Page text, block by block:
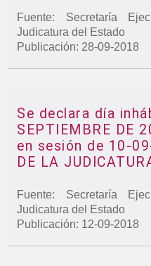
Fuente: Secretaría
Judicatura del Estado
Publicación: 28-09-2018
Se declara día
SEPTIEMBRE DE
en sesión de 10-
DE LA
Fuente: Secretaría
Judicatura del Estado
Publicación: 12-09-2018